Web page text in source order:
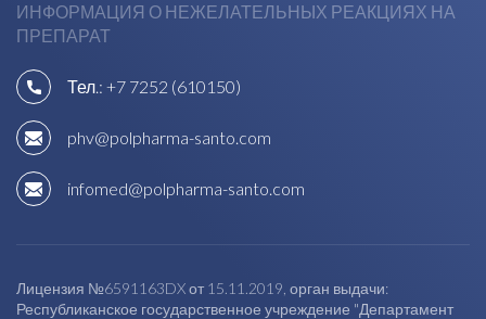
ИНФОРМАЦИЯ О НЕЖЕЛАТЕЛЬНЫХ РЕАКЦИЯХ НА
ПРЕПАРАТ
Тел.: +7 7252 (610150)
phv@polpharma-santo.com
infomed@polpharma-santo.com
Лицензия №6591163DX от 15.11.2019, орган выдачи:
Республиканское государственное учреждение "Департамент